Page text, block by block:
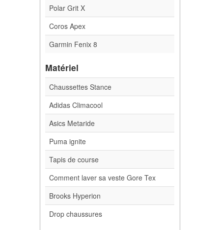
Polar Grit X
Coros Apex
Garmin Fenix 8
Matériel
Chaussettes Stance
Adidas Climacool
Asics Metaride
Puma ignite
Tapis de course
Comment laver sa veste Gore Tex
Brooks Hyperion
Drop chaussures